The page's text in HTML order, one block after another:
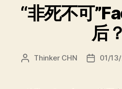
“非死不可
后？
文 Thinker CHN
发 01/13/